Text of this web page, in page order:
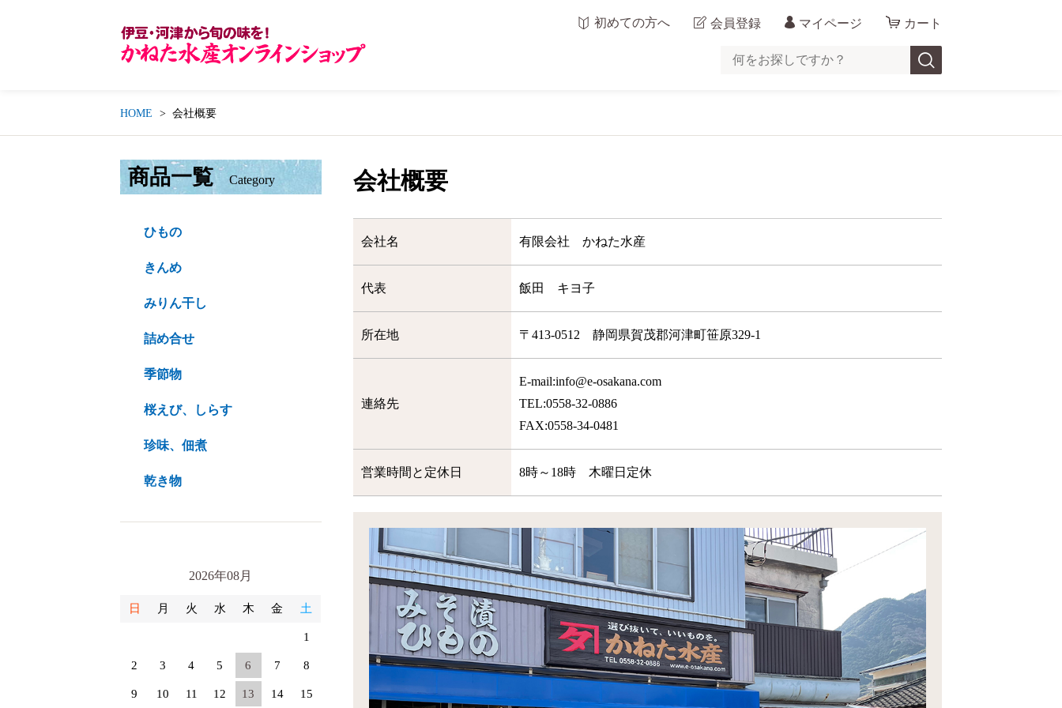
初めての方へ 会員登録 マイページ カート
HOME 会社概要
会社概要
会社名 有限会社 かねた水産
代表 飯田 キヨ子
所在地 〒413-0512 静岡県賀茂郡河津町笹原329-1
連絡先
E-mail:info@e-osakana.com
TEL:0558-32-0886
FAX:0558-34-0481
営業時間と定休日 8時～18時 木曜日定休
商品一覧 Category
ひもの
きんめ
みりん干し
詰め合せ
季節物
桜えび、しらす
珍味、佃煮
乾き物
2026年08月
日 月 火 水 木 金 土
1
2 3 4 5 6 7 8
9 10 11 12 13 14 15